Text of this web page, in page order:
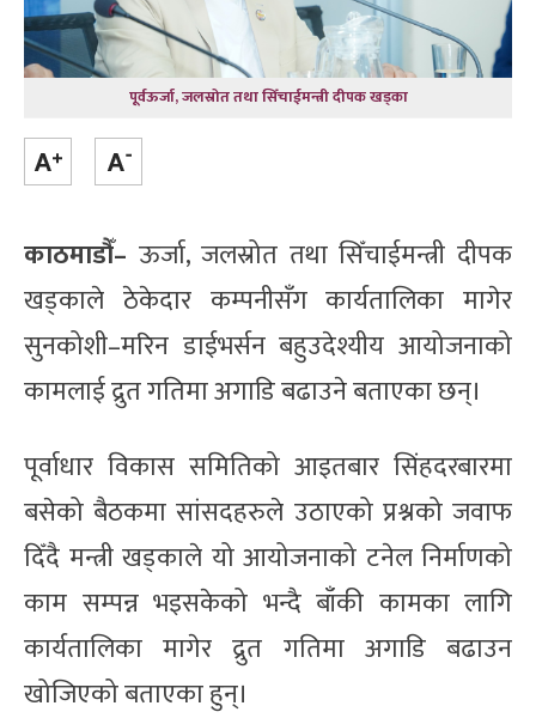
पूर्वऊर्जा, जलस्रोत तथा सिँचाईमन्त्री दीपक खड्का
काठमाडौँ– ऊर्जा, जलस्रोत तथा सिँचाईमन्त्री दीपक
खड्काले ठेकेदार कम्पनीसँग कार्यतालिका मागेर
सुनकोशी–मरिन डाईभर्सन बहुउदेश्यीय आयोजनाको
कामलाई द्रुत गतिमा अगाडि बढाउने बताएका छन्।
पूर्वाधार विकास समितिको आइतबार सिंहदरबारमा
बसेको बैठकमा सांसदहरुले उठाएको प्रश्नको जवाफ
दिँदै मन्त्री खड्काले यो आयोजनाको टनेल निर्माणको
काम सम्पन्न भइसकेको भन्दै बाँकी कामका लागि
कार्यतालिका मागेर द्रुत गतिमा अगाडि बढाउन
खोजिएको बताएका हुन्।